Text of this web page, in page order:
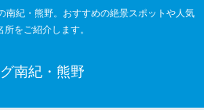
南紀・熊野。おすすめの絶景スポットや人気
所をご紹介します。
南紀・熊野